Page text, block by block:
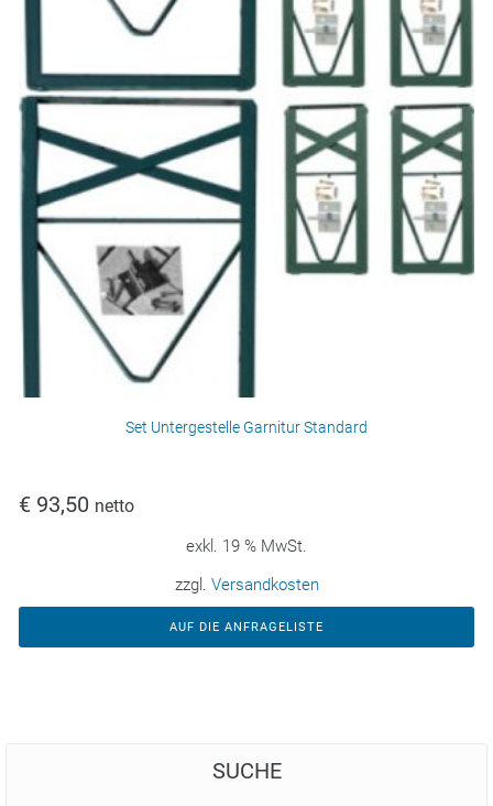
Set Untergestelle Garnitur Standard
€ 93,50 netto
exkl. 19 % MwSt.
zzgl. Versandkosten
AUF DIE ANFRAGELISTE
SUCHE